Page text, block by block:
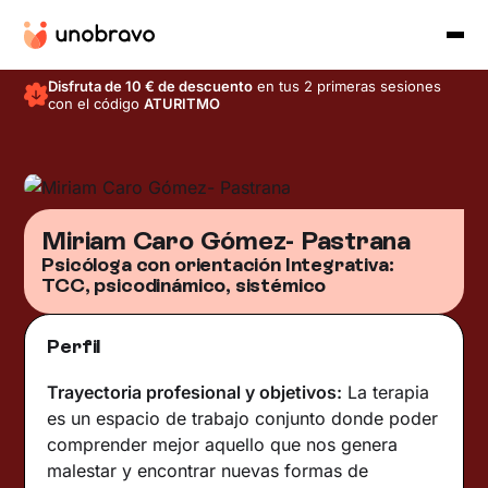
Disfruta de 10 € de descuento en tus 2 primeras sesiones
con el códigoATURITMO
Miriam Caro Gómez- Pastrana
Psicóloga con orientación Integrativa:
TCC, psicodinámico, sistémico
Perfil
Trayectoria profesional y objetivos: La terapia
es un espacio de trabajo conjunto donde poder
comprender mejor aquello que nos genera
malestar y encontrar nuevas formas de